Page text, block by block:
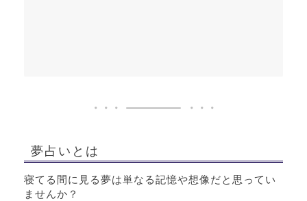
夢占いとは
寝てる間に見る夢は単なる記憶や想像だと思ってい
ませんか？